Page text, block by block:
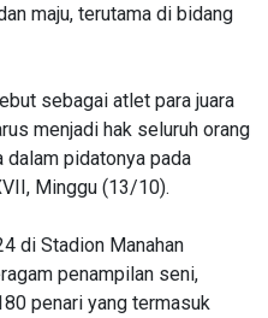
maju, terutama di bidang
sebagai atlet para juara
menjadi hak seluruh orang
dalam pidatonya pada
Minggu (13/10).
di Stadion Manahan
penampilan seni,
penari yang termasuk